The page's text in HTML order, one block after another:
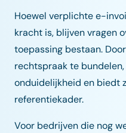
Hoewel verplichte e-
kracht is, blijven vragen
toepassing bestaan.
rechtspraak te
onduidelijkheid en biedt
referentiekader.
Voor bedrijven die nog